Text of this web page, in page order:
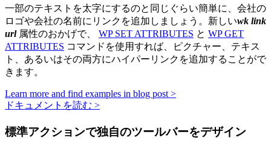
一部のテキストを太字にするのと同じぐらい簡単に、会社の
ロゴや会社の名前にリンクを追加しましょう。新しいwk link
url 属性のおかげで、 WP SET ATTRIBUTES と WP GET
ATTRIBUTES コマンドを使用すれば、ピクチャー、テキス
ト、あるいはその両方にハイパーリンクを追加することがで
きます。
Learn more and find examples in blog post >
ドキュメントを読む >
標準アクションで独自のツールバーをデザイン